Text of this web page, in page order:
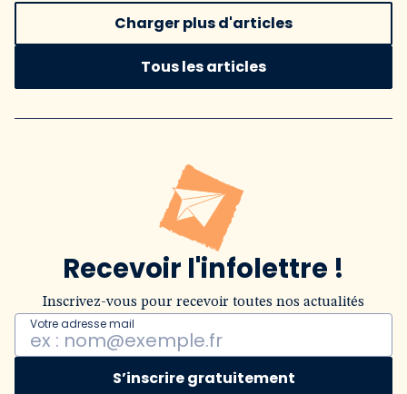
Charger plus d'articles
Tous les articles
Recevoir l'infolettre !
Inscrivez-vous pour recevoir toutes nos actualités
Votre adresse mail
S’inscrire gratuitement